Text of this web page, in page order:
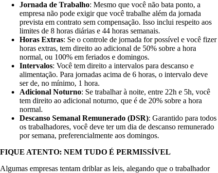
Jornada de Trabalho: Mesmo que você não bata ponto, a
empresa não pode exigir que você trabalhe além da jornada
prevista em contrato sem compensação. Isso inclui respeito aos
limites de 8 horas diárias e 44 horas semanais.
Horas Extras: Se o controle de jornada for possível e você fizer
horas extras, tem direito ao adicional de 50% sobre a hora
normal, ou 100% em feriados e domingos.
Intervalos: Você tem direito a intervalos para descanso e
alimentação. Para jornadas acima de 6 horas, o intervalo deve
ser de, no mínimo, 1 hora.
Adicional Noturno: Se trabalhar à noite, entre 22h e 5h, você
tem direito ao adicional noturno, que é de 20% sobre a hora
normal.
Descanso Semanal Remunerado (DSR): Garantido para todos
os trabalhadores, você deve ter um dia de descanso remunerado
por semana, preferencialmente aos domingos.
FIQUE ATENTO: NEM TUDO É PERMISSÍVEL
Algumas empresas tentam driblar as leis, alegando que o trabalhador